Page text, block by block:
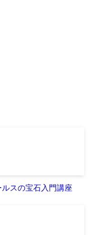
スの宝石入門講座